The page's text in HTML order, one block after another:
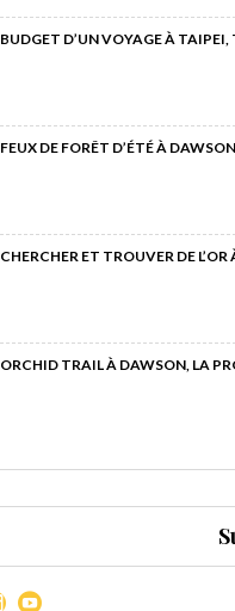
BUDGET D’UN VOYAGE À
FEUX DE FORÊT D’ÉTÉ À
CHERCHER ET TROUVER DE
ORCHID TRAIL À DAWSON, LA